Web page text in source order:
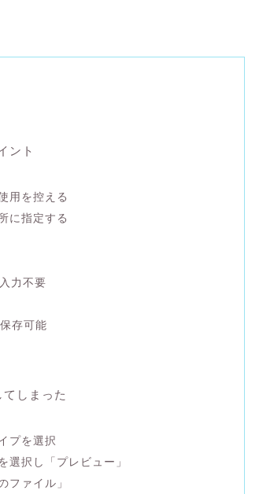
ント
用を控える
に指定する
力不要
存可能
しまった
プを選択
択し「プレビュー」
ファイル」